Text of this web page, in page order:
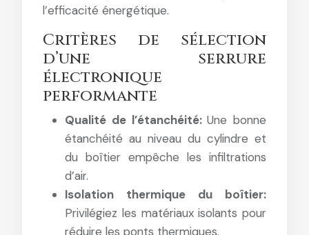
l’efficacité énergétique.
Critères de sélection
d’une serrure
électronique
performante
Qualité de l’étanchéité:Une bonne
étanchéité au niveau du cylindre et
du boîtier empêche les infiltrations
d’air.
Isolation thermique du boîtier:
Privilégiez les matériaux isolants pour
réduire les ponts thermiques.